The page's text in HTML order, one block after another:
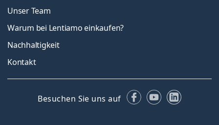
Unser Team
Warum bei Lentiamo einkaufen?
Nachhaltigkeit
Kontakt
Besuchen Sie uns auf Facebook
YouTubeLinkedIn